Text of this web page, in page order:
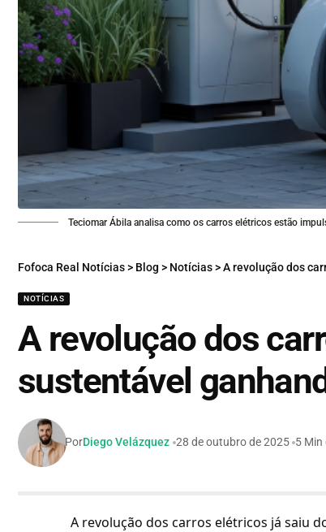
Teciomar Ábila analisa como os carros elétricos estão
Fofoca Real Notícias> Blog > Notícias>A revolução dos
NOTÍCIAS
A revolução dos
sustentável
PorDiego Velázquez 28 de outubro de 2025 5 Min
A revolução dos carros elétricos já saiu